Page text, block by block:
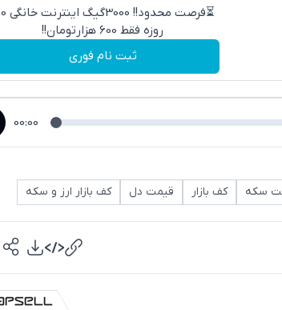
⏳فرصت
روزه فقط 600 هزارتومان!!
ثبت نام فوری
00:00
سکه کف بازار قیمت دل کف بازار ارز و سکه